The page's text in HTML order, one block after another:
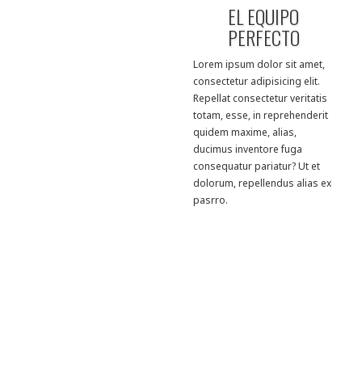
EL EQUIPO
PERFECTO
Lorem ipsum dolor sit amet,
consectetur adipisicing elit.
Repellat consectetur veritatis
totam, esse, in reprehenderit
quidem maxime, alias,
ducimus inventore fuga
consequatur pariatur? Ut et
dolorum, repellendus alias ex
pasrro.